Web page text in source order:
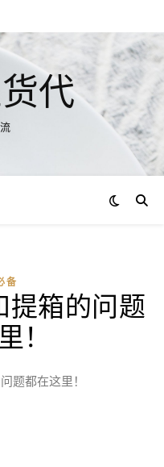
代
备
提箱的问题
！
题都在这里！